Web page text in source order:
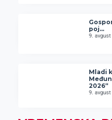
poj…
9. avgust
Mladi
2026“
9. avgust